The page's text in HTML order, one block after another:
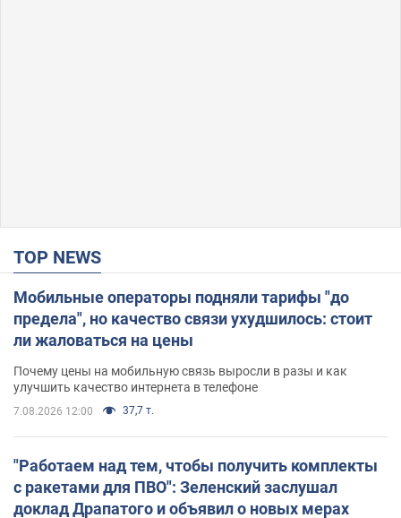
TOP NEWS
Мобильные операторы подняли тарифы "до
предела", но качество связи ухудшилось: стоит
ли жаловаться на цены
Почему цены на мобильную связь выросли в разы и как
улучшить качество интернета в телефоне
7.08.2026 12:00 37,7 т.
"Работаем над тем, чтобы получить комплекты
с ракетами для ПВО": Зеленский заслушал
доклад Драпатого и объявил о новых мерах